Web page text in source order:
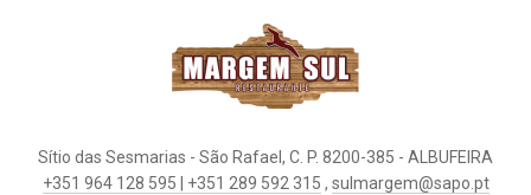
Sítio das Sesmarias - São Rafael, C. P. 8200-385 - ALBUFEIRA
+351 964 128 595 | +351 289 592 315 , sulmargem@sapo.pt